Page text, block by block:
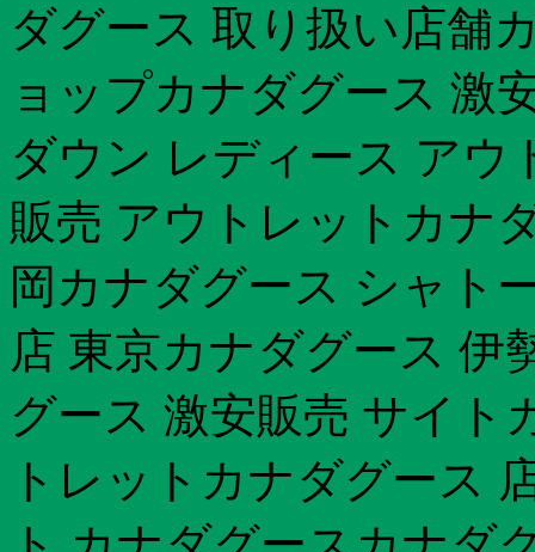
ダグース 取り扱い店舗
ョップカナダグース 激
ダウン レディース アウ
販売 アウトレットカナ
岡カナダグース シャト
店 東京カナダグース 伊
グース 激安販売 サイト
トレットカナダグース